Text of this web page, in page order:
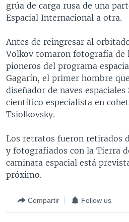
DEPORTIVO INTERNACIONAL
ENTRETENIMIENTO
Idiomas
grúa de carga rusa de una
Espacial Internacional a otra.
Antes de reingresar al
Volkov tomaron fotografía de
pioneros del programa
Gagarín, el primer hombre
diseñador de naves
científico especialista en
Tsiolkovsky.
Los retratos fueron retirados
y fotografiados con la Tierra
caminata espacial está
próximo.
Compartir Follow us